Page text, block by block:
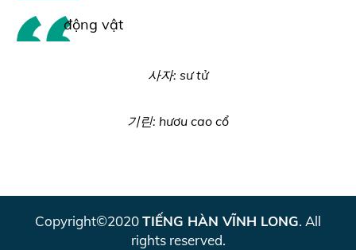
động vật
사자: sư tử
기린: hươu cao cổ
Copyright©2020TIẾNG HÀN VĨNH LONG. All
rights reserved.